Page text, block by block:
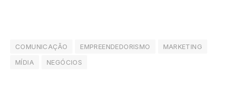
COMUNICAÇÃO EMPREENDEDORISMO
MARKETING
MÍDIA
NEGÓCIOS